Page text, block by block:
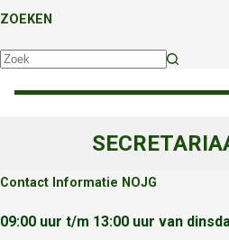
ZOEKEN
Contact Informatie NOJG
09:00 uur t/m 13:00 uur van